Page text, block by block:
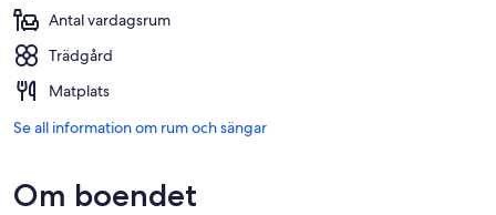
Antal vardagsrum
Trädgård
Matplats
Se all information om rum och sängar
Om boendet